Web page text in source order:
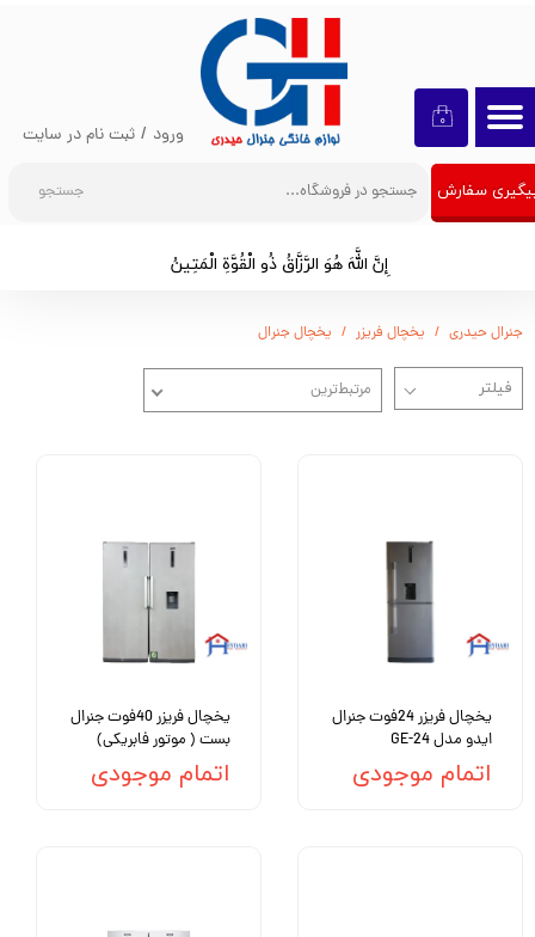
جستجو
۰
ورود / ثبت نام در سایت
تغییر گذر واژه
سفارشات
خروج از حساب کاربری
سفارش
إِنَّ اللَّهَ هُوَ الرَّزَّاقُ ذُو الْقُوَّةِ الْمَتِينُ​​​​​​​
جنرال حیدری یخچال فریزر یخچال جنرال
مرتبط‌ترین
یخچال فریزر 24فوت جنرال
ایدو مدل GE-24
اتمام موجودی
یخچال فریزر 40فوت جنرال
بست ( موتور فابریکی)
اتمام موجودی